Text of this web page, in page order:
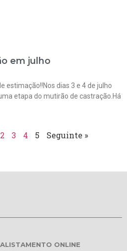
em julho
estimação!!Nos dias 3 e 4 de julho
etapa do mutirão de castração.Há
2 3 4 5 Seguinte »
ALISTAMENTO ONLINE